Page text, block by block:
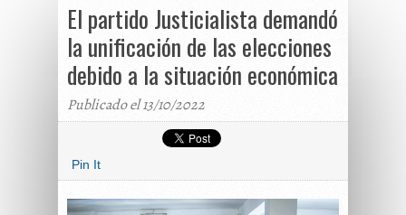
El partido Justicialista demandó
la unificación de las elecciones
debido a la situación económica
Publicado el 13/10/2022
Pin It